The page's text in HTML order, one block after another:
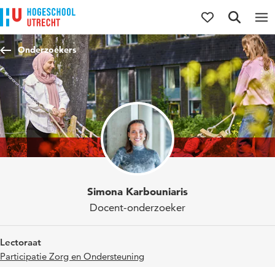
Direct naar de inhoud
Direct naar de hoofdnavigatie
Direct naar de zoekfunctie
Onderzoekers
Simona Karbouniaris
Docent-onderzoeker
Lectoraat
Participatie Zorg en Ondersteuning